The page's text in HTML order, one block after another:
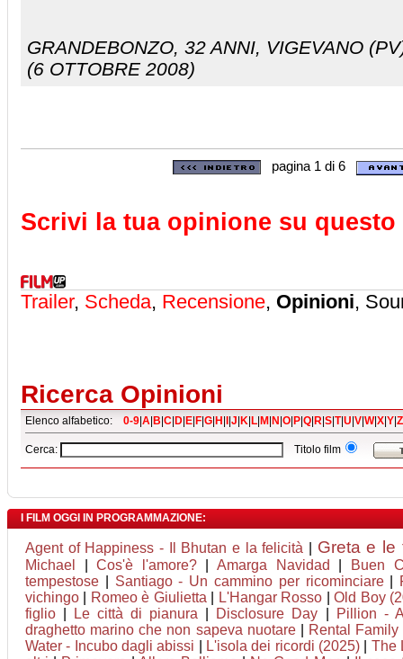
GRANDEBONZO, 32 ANNI, VIGEVANO
(6 OTTOBRE 2008)
pagina 1 di 6
Scrivi la tua opinione su
Trailer, Scheda, Recensione, Opinioni,
Ricerca Opinioni
Elenco alfabetico: 0-9|A|B|C|D|E|F|G|H|I|J|K|L|M|N|O|P|Q|R|S|T|U|V|W|X|Y|Z
Cerca: Titolo film
I FILM OGGI IN PROGRAMMAZIONE:
Agent of Happiness - Il Bhutan e la felicità Greta e le
Michael |Cos'è l'amore?|Amarga Navidad
Buen
tempestose
Santiago - Un cammino per ricominciare|
vichingo
Romeo è Giulietta L'Hangar Rosso |Old Boy
figlio
Le città di pianura Disclosure Day
Pillion -
draghetto marino che non sapeva nuotare|
Rental
Water - Incubo dagli abissi
L'isola dei ricordi (2025)
The